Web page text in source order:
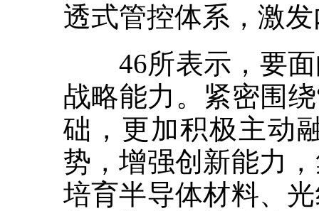
透式管控体系，激
46所表示，要面
战略能力。紧密围
础，更加积极主动
势，增强创新能力
培育半导体材料、